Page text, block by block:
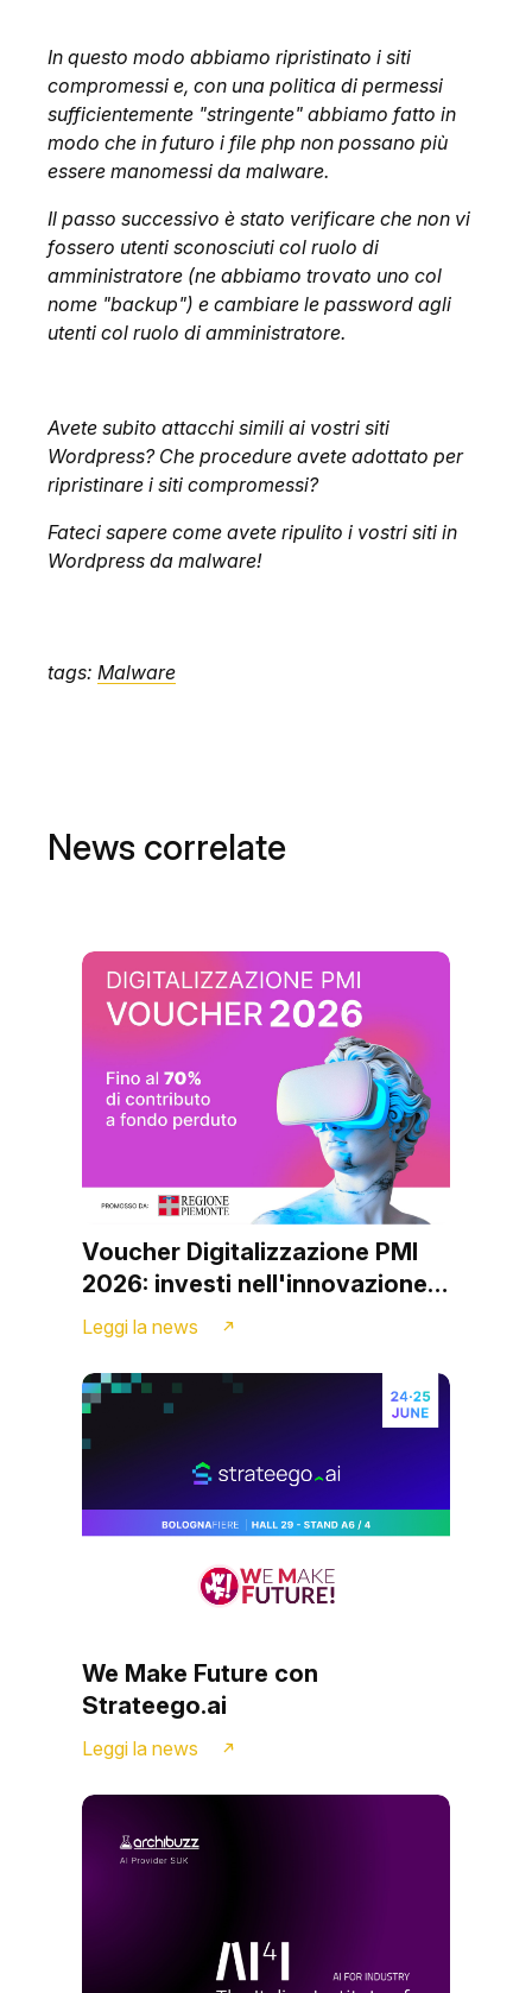
In questo modo abbiamo ripristinato i siti
compromessi e, con una politica di permessi
sufficientemente "stringente" abbiamo fatto in
modo che in futuro i file php non possano più
essere manomessi da malware.
Il passo successivo è stato verificare che non vi
fossero utenti sconosciuti col ruolo di
amministratore (ne abbiamo trovato uno col
nome "backup") e cambiare le password agli
utenti col ruolo di amministratore.
Avete subito attacchi simili ai vostri siti
Wordpress? Che procedure avete adottato per
ripristinare i siti compromessi?
Fateci sapere come avete ripulito i vostri siti in
Wordpress da malware!
tags: Malware
News correlate
Voucher Digitalizzazione PMI
2026: investi nell'innovazione
con il supporto di Archibuzz
Leggi la news
We Make Future con
Strateego.ai
Leggi la news